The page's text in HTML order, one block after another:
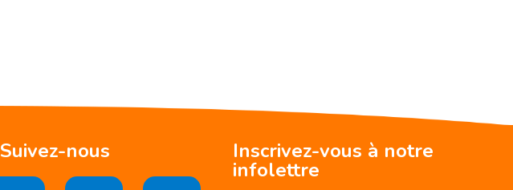
Suivez-nous Inscrivez-vous à notre
infolettre